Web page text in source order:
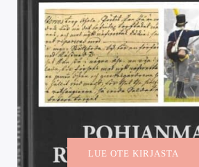
LUE OTE KIRJASTA